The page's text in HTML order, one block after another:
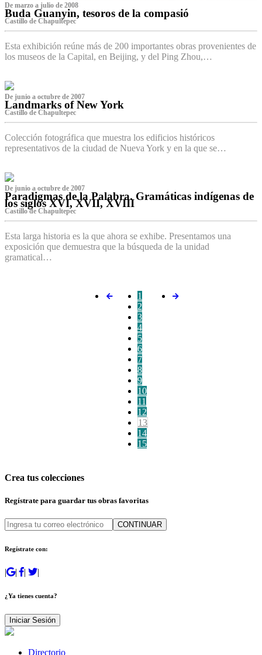
De marzo a julio de 2008
Buda Guanyin, tesoros de la compasió
Castillo de Chapultepec
Esta exhibición reúne más de 200 importantes obras provenientes de
los museos de la Capital, en Beijing, y del Ping Zhou,…
De junio a octubre de 2007
Landmarks of New York
Castillo de Chapultepec
Colección fotográfica que muestra los edificios históricos
representativos de la ciudad de Nueva York y en la que se…
De junio a octubre de 2007
Paradigmas de la Palabra. Gramáticas indígenas de
los siglos XVI, XVII, XVIII
Castillo de Chapultepec
Esta larga historia es la que ahora se exhibe. Presentamos una
exposición que demuestra que la búsqueda de la unidad
gramatical…
1
2
3
4
5
6
7
8
9
10
11
12
13
14
15
Crea tus colecciones
Regístrate para guardar tus obras favoritas
CONTINUAR
Regístrate con:
| | | |
¿Ya tienes cuenta?
Iniciar Sesión
Directorio